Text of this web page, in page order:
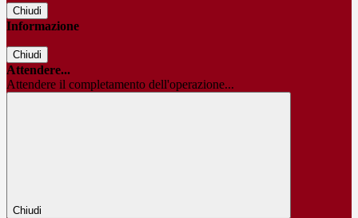
Chiudi
Informazione
Chiudi
Attendere...
Attendere il completamento dell'operazione...
Chiudi